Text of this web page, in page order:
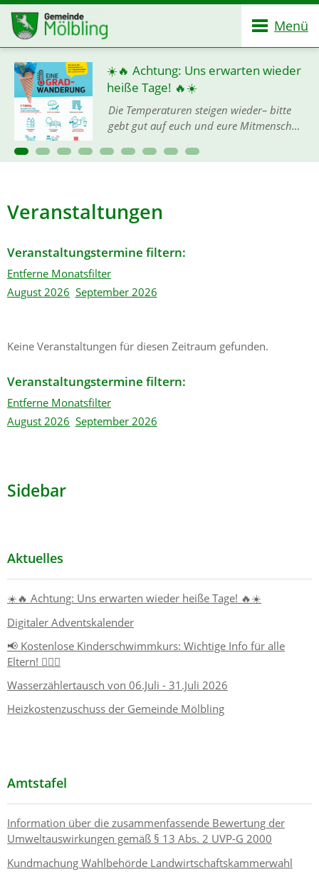
Menü
☀️🔥 Achtung: Uns erwarten wieder
heiße Tage! 🔥☀️
Die Temperaturen steigen wieder– bitte
gebt gut auf euch und eure Mitmenschen
spaßen! 🙏💦 Damit ihr gut und gesund
Veranstaltungen
Veranstaltungstermine filtern:
Entferne Monatsfilter
August 2026 September 2026
Keine Veranstaltungen für diesen Zeitraum gefunden.
Veranstaltungstermine filtern:
Entferne Monatsfilter
August 2026 September 2026
Sidebar
Aktuelles
☀️🔥 Achtung: Uns erwarten wieder heiße Tage! 🔥☀️
Digitaler Adventskalender
📢 Kostenlose Kinderschwimmkurs: Wichtige Info für alle
Eltern! 🏊‍♂️👶
Wasserzählertausch von 06.Juli - 31.Juli 2026
Heizkostenzuschuss der Gemeinde Mölbling
Amtstafel
Information über die zusammenfassende Bewertung der
Umweltauswirkungen gemäß § 13 Abs. 2 UVP-G 2000
Kundmachung Wahlbehörde Landwirtschaftskammerwahl